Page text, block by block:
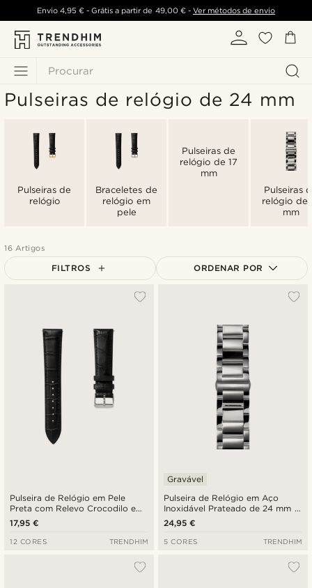
Procurar
Envio 4,95 €- Grátis a partir de 49,00 €- Ver métodos de envio
Pulseiras de relógio de 24 mm
Pulseiras de
relógio
Braceletes de
relógio em
pele
Pulseiras de
relógio de 17
mm
Pulseiras
relógio de
mm
16 Artigos
FILTROS ORDENAR POR
Preço mais baixo
Preço mais alto
Pulseira de Relógio em Pele
Preta com Relevo Crocodilo e
Fivela Prateada de 24 mm -
Libertação Rápida
17,95 €
12 CORES TRENDHIM
Pulseira de Relógio em Aço
Inoxidável Prateado de 24 mm -
Libertação Rápida
Gravável
24,95 €
5 CORES TRENDHIM